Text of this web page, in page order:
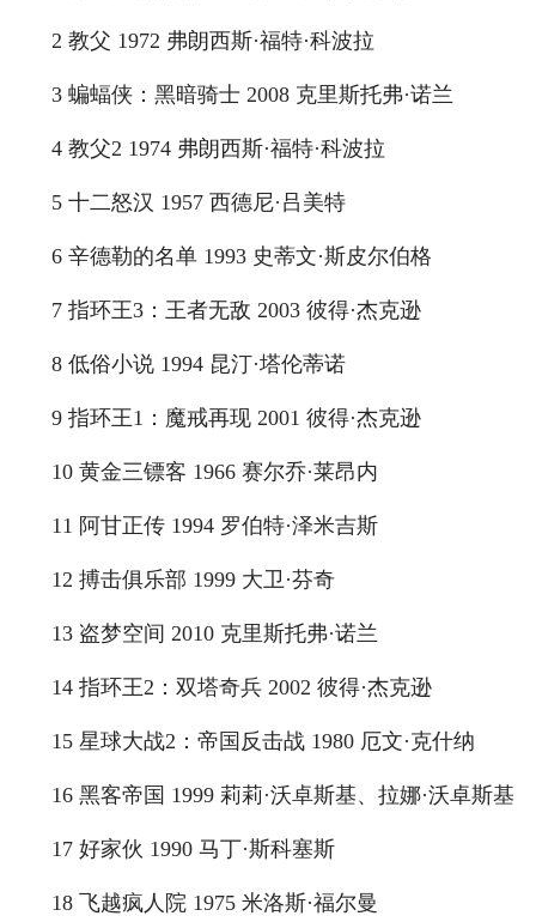
2 教父 1972 弗朗西斯·福特·科波拉
3 蝙蝠侠：黑暗骑士 2008 克里斯托弗·诺兰
4 教父2 1974 弗朗西斯·福特·科波拉
5 十二怒汉 1957 西德尼·吕美特
6 辛德勒的名单 1993 史蒂文·斯皮尔伯格
7 指环王3：王者无敌 2003 彼得·杰克逊
8 低俗小说 1994 昆汀·塔伦蒂诺
9 指环王1：魔戒再现 2001 彼得·杰克逊
10 黄金三镖客 1966 赛尔乔·莱昂内
11 阿甘正传 1994 罗伯特·泽米吉斯
12 搏击俱乐部 1999 大卫·芬奇
13 盗梦空间 2010 克里斯托弗·诺兰
14 指环王2：双塔奇兵 2002 彼得·杰克逊
15 星球大战2：帝国反击战 1980 厄文·克什纳
16 黑客帝国 1999 莉莉·沃卓斯基、拉娜·沃卓斯基
17 好家伙 1990 马丁·斯科塞斯
18 飞越疯人院 1975 米洛斯·福尔曼